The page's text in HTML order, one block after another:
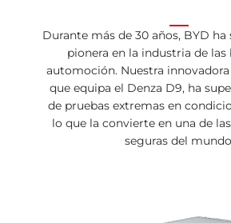
Durante más de 30 años, BYD
pionera en la industria de las
automoción. Nuestra
que equipa el Denza D9, ha
de pruebas extremas en
lo que la convierte en una de
seguras del